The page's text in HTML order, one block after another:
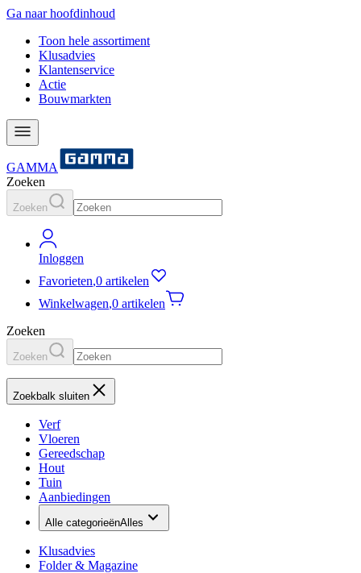
Ga naar hoofdinhoud
Toon hele assortiment
Klusadvies
Klantenservice
Actie
Bouwmarkten
GAMMA
Zoeken
Zoeken
Inloggen
Favorieten,0 artikelen
Winkelwagen,0 artikelen
Zoeken
Zoeken
Zoekbalk sluiten
Verf
Vloeren
Gereedschap
Hout
Tuin
Aanbiedingen
Alle categorieënAlles
Klusadvies
Folder & Magazine